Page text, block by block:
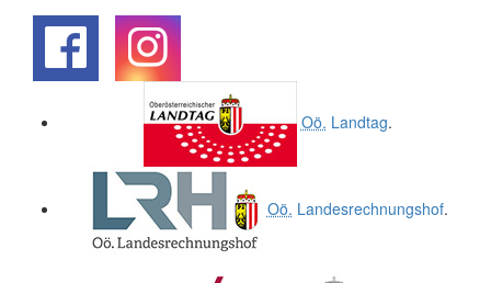
Oö. Landtag.
Oö. Landesrechnungshof.